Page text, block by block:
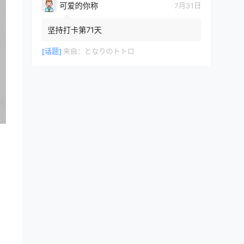
可爱的你称 7月31日
坚持打卡第71天
[话题] 来自： となりのトトロ